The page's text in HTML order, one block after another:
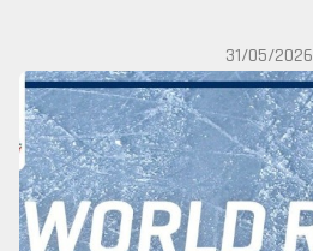
31/05/2026